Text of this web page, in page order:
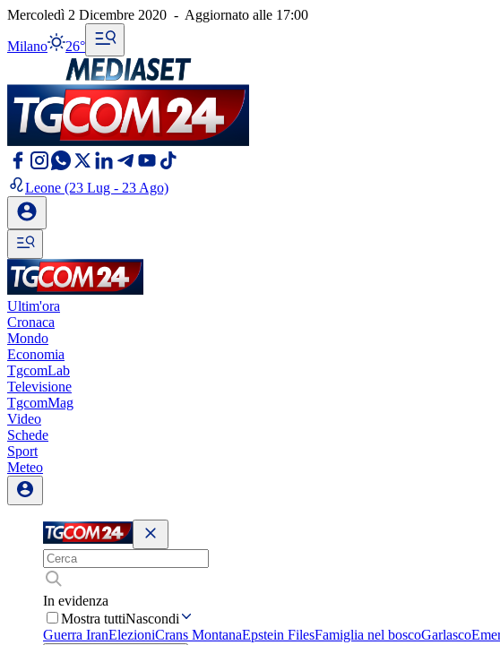
Mercoledì 2 Dicembre 2020 - Aggiornato alle 17:00
Milano 26°
Leone (23 Lug - 23 Ago)
Ultim'ora
Cronaca
Mondo
Economia
TgcomLab
Televisione
TgcomMag
Video
Schede
Sport
Meteo
In evidenza
Mostra tuttiNascondi
Guerra IranElezioniCrans MontanaEpstein FilesFamiglia nel boscoGarlasco